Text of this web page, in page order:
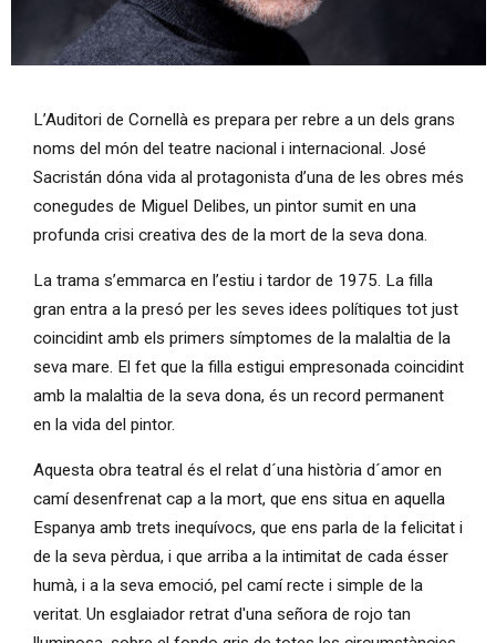
L’Auditori de Cornellà es prepara per rebre a un dels grans
noms del món del teatre nacional i internacional. José
Sacristán dóna vida al protagonista d’una de les obres més
conegudes de Miguel Delibes, un pintor sumit en una
profunda crisi creativa des de la mort de la seva dona.
La trama s’emmarca en l’estiu i tardor de 1975. La filla
gran entra a la presó per les seves idees polítiques tot just
coincidint amb els primers símptomes de la malaltia de la
seva mare. El fet que la filla estigui empresonada coincidint
amb la malaltia de la seva dona, és un record permanent
en la vida del pintor.
Aquesta obra teatral és el relat d´una història d´amor en
camí desenfrenat cap a la mort, que ens situa en aquella
Espanya amb trets inequívocs, que ens parla de la felicitat i
de la seva pèrdua, i que arriba a la intimitat de cada ésser
humà, i a la seva emoció, pel camí recte i simple de la
veritat. Un esglaiador retrat d'una señora de rojo tan